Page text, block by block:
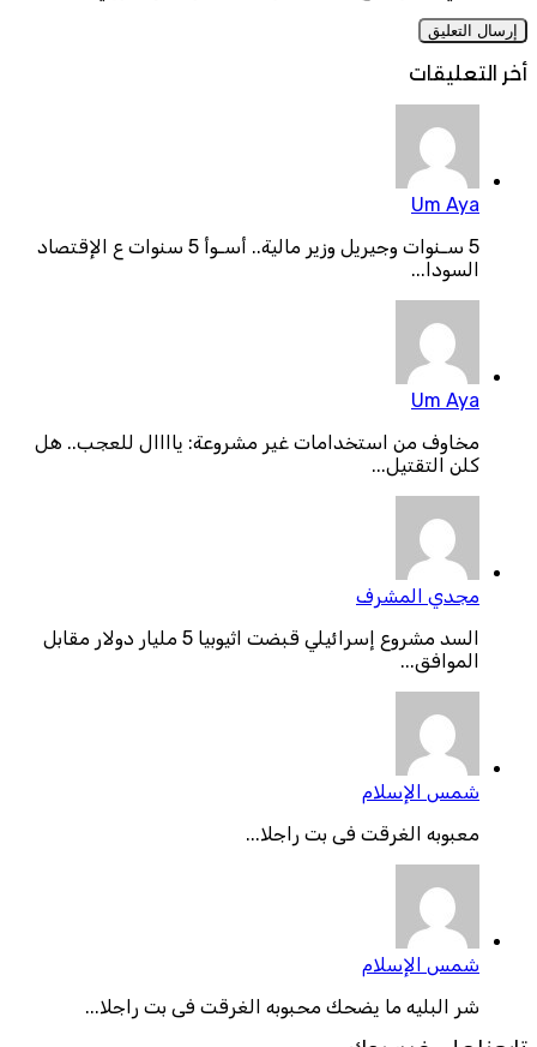
أخر التعليقات
Um Aya
5 سـنوات وجيريل وزير مالية.. أسـوأ 5 سنوات ع الإقتصاد
السودا...
Um Aya
مخاوف من استخدامات غير مشروعة: ياااال للعجب.. هل
كلن التقتيل...
مجدي المشرف
السد مشروع إسرائيلي قبضت اثيوبيا 5 مليار دولار مقابل
الموافق...
شمس الإسلام
معبوبه الغرقت فى بت راجلا...
شمس الإسلام
شر البليه ما يضحك محبوبه الغرقت فى بت راجلا...